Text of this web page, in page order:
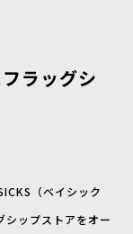
ラッグシ
（ベイシック
ップストアをオー